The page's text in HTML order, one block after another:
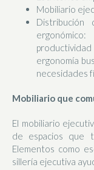
Mobiliario
ergonomía
necesidades
Mobiliario que
El mobiliario
de espacios que
Elementos como
sillería ejecutiva